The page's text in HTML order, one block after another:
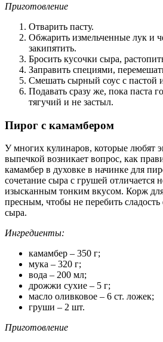
Приготовление
Отварить пасту.
Обжарить измельченные лук и
закипятить.
Бросить кусочки сыра,
Заправить специями,
Смешать сырный соус с пастой
Подавать сразу же, пока паста
тягучий и не застыл.
Пирог с камамбером
У многих кулинаров, которые любят
выпечкой возникает вопрос, как
камамбер в духовке в начинке для
сочетание сыра с грушей отличается
изысканным тонким вкусом. Корж для
пресным, чтобы не перебить
сыра.
Ингредиенты:
камамбер – 350 г;
мука – 320 г;
вода – 200 мл;
дрожжи сухие – 5 г;
масло оливковое – 6 ст. ложек;
груши – 2 шт.
Приготовление